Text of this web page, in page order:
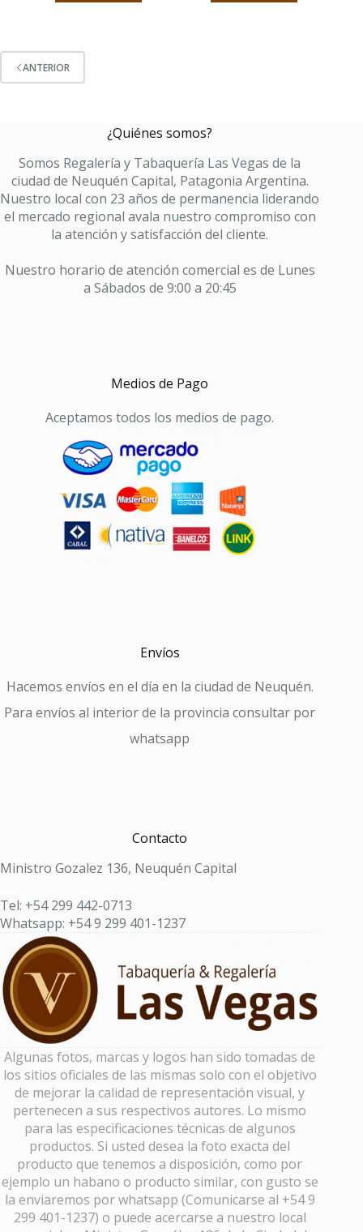
ANTERIOR
¿Quiénes somos?
Somos Regalería y Tabaquería Las Vegas de la
ciudad de Neuquén Capital, Patagonia Argentina.
Nuestro local con 23 años de permanencia liderando
el mercado regional avala nuestro compromiso con
la atención y satisfacción del cliente.
Nuestro horario de atención comercial es de Lunes
a Sábados de 9:00 a 20:45
Medios de Pago
Aceptamos todos los medios de pago.
Envíos
Hacemos envíos en el día en la ciudad de Neuquén.
Para envíos al interior de la provincia consultar por
whatsapp
Contacto
Ministro Gozalez 136, Neuquén Capital
Tel: +54 299 442-0713
Whatsapp: +54 9 299 401-1237
Algunas fotos, marcas y logos han sido tomadas de
los sitios oficiales de las mismas solo con el objetivo
de mejorar la calidad de representación visual, y
pertenecen a sus respectivos autores. Lo mismo
para las especificaciones técnicas de algunos
productos. Si usted desea la foto exacta del
producto que tenemos a disposición, como por
ejemplo un habano o producto similar, con gusto se
la enviaremos por whatsapp (Comunicarse al +54 9
299 401-1237) o puede acercarse a nuestro local